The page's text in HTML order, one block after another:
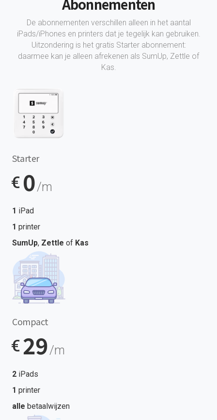
Abonnementen
De abonnementen verschillen alleen in het aantal
iPads/iPhones en printers dat je tegelijk kan gebruiken.
Uitzondering is het gratis Starter abonnement:
daarmee kan je alleen afrekenen als SumUp, Zettle of
Kas.
Starter
€ 0/m
1 iPad
1 printer
SumUp, Zettle of Kas
Compact
€ 29/m
2 iPads
1 printer
alle betaalwijzen